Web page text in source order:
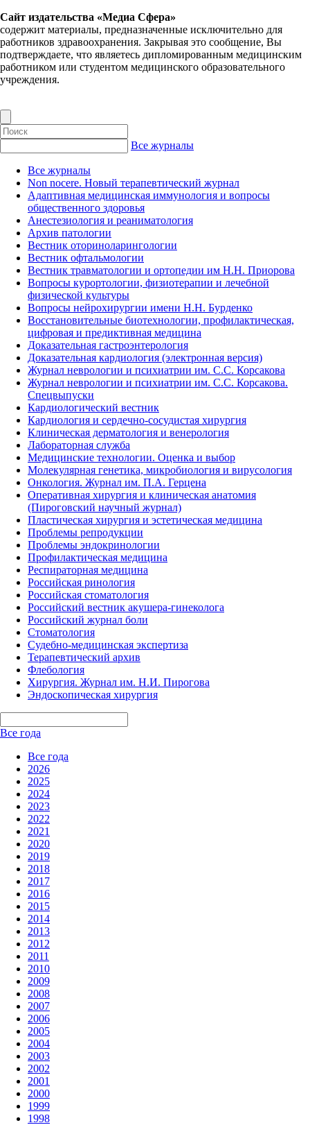
Сайт издательства «Медиа Сфера»
содержит материалы, предназначенные исключительно для
работников здравоохранения. Закрывая это сообщение, Вы
подтверждаете, что являетесь дипломированным медицинским
работником или студентом медицинского образовательного
учреждения.
Все журналы
Все журналы
Non nocere. Новый терапевтический журнал
Адаптивная медицинская иммунология и вопросы
общественного здоровья
Анестезиология и реаниматология
Архив патологии
Вестник оториноларингологии
Вестник офтальмологии
Вестник травматологии и ортопедии им Н.Н. Приорова
Вопросы курортологии, физиотерапии и лечебной
физической культуры
Вопросы нейрохирургии имени Н.Н. Бурденко
Восстановительные биотехнологии, профилактическая,
цифровая и предиктивная медицина
Доказательная гастроэнтерология
Доказательная кардиология (электронная версия)
Журнал неврологии и психиатрии им. С.С. Корсакова
Журнал неврологии и психиатрии им. С.С. Корсакова.
Спецвыпуски
Кардиологический вестник
Кардиология и сердечно-сосудистая хирургия
Клиническая дерматология и венерология
Лабораторная служба
Медицинские технологии. Оценка и выбор
Молекулярная генетика, микробиология и вирусология
Онкология. Журнал им. П.А. Герцена
Оперативная хирургия и клиническая анатомия
(Пироговский научный журнал)
Пластическая хирургия и эстетическая медицина
Проблемы репродукции
Проблемы эндокринологии
Профилактическая медицина
Респираторная медицина
Российская ринология
Российская стоматология
Российский вестник акушера-гинеколога
Российский журнал боли
Стоматология
Судебно-медицинская экспертиза
Терапевтический архив
Флебология
Хирургия. Журнал им. Н.И. Пирогова
Эндоскопическая хирургия
Все года
Все года
2026
2025
2024
2023
2022
2021
2020
2019
2018
2017
2016
2015
2014
2013
2012
2011
2010
2009
2008
2007
2006
2005
2004
2003
2002
2001
2000
1999
1998